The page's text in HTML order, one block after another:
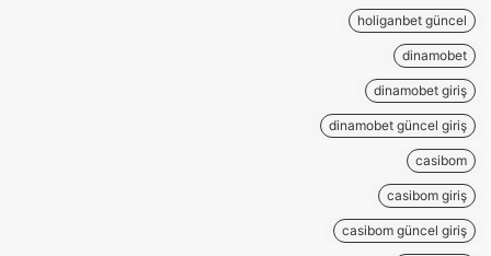
holiganbet güncel
dinamobet
dinamobet giriş
dinamobet güncel giriş
casibom
casibom giriş
casibom güncel giriş